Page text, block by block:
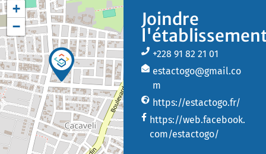
+
−
Joindre
+228 91 82 21 01
estactogo@gmail.co
m
https://estactogo.fr/
https://web.facebook.
com/estactogo/